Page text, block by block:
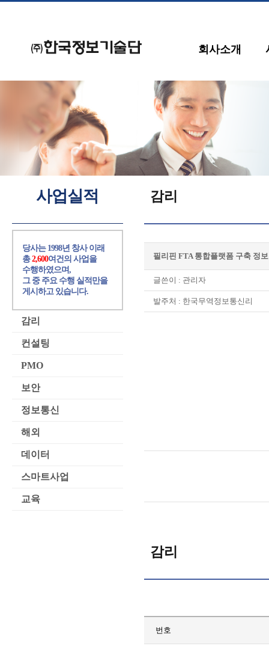
회사소개
감리
필리핀 FTA 통합플랫폼 구축 정
글쓴이 : 관리자
발주처 : 한국무역정보통신리
사업실적
당사는 1998년 창사 이래
총2,600여건의 사업을
수행하였으며,
그 중 주요 수행 실적만을
게시하고 있습니다.
감리
컨설팅
PMO
보안
정보통신
해외
데이터
스마트사업
교육
감리
번호